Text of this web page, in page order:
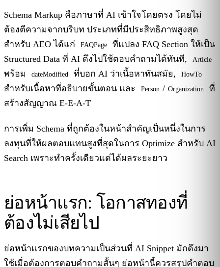
Schema Markup คือภาษาที่ AI เข้าใจโดยตรง โดยไม่
ต้องตีความจากบริบท ประเภทที่มีประสิทธิภาพสูงสุด
สำหรับ AEO ได้แก่
FAQPage
ที่แปลง FAQ Section ให้เป็น
Structured Data ที่ AI ดึงไปใช้ตอบคำถามได้ทันที,
Article
พร้อม dateModified ที่บอก AI ว่าเนื้อหาทันสมัย, HowTo
สำหรับเนื้อหาที่อธิบายขั้นตอน และ Person / Organization
ที่
สร้างสัญญาณ E-E-A-T
การเพิ่ม Schema ที่ถูกต้องในหน้าสำคัญเป็นหนึ่งในการ
ลงทุนที่ให้ผลตอบแทนสูงที่สุดในการ Optimize สำหรับ AI
Search เพราะทำครั้งเดียวแต่ได้ผลระยะยาว
ย่อหน้าแรก: โอกาสทองที่
ต้องไม่เสียไป
ย่อหน้าแรกของบทความเป็นส่วนที่ AI Snippet มักดึงมา
ใช้เมื่อต้องการตอบคำถามสั้นๆ ย่อหน้านี้ควรสรุปคำตอบ